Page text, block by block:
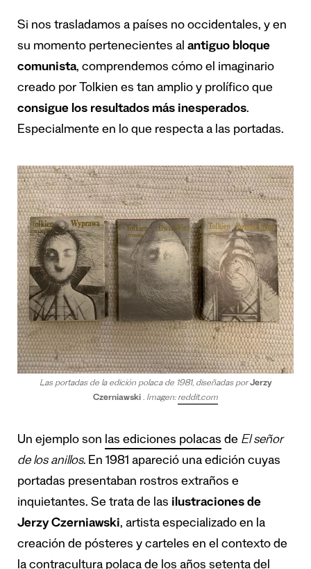
Si nos trasladamos a países no occidentales, y en
su momento pertenecientes al antiguo bloque
comunista, comprendemos cómo el imaginario
creado por Tolkien es tan amplio y prolífico que
consigue los resultados más inesperados.
Especialmente en lo que respecta a las portadas.
Las portadas de la edición polaca de 1981, diseñadas porJerzy
Czerniawski . Imagen: reddit.com
Un ejemplo son las ediciones polacas de El señor
de los anillos. En 1981 apareció una edición cuyas
portadas presentaban rostros extraños e
inquietantes. Se trata de las ilustraciones de
Jerzy Czerniawski, artista especializado en la
creación de pósteres y carteles en el contexto de
la contracultura polaca de los años setenta del